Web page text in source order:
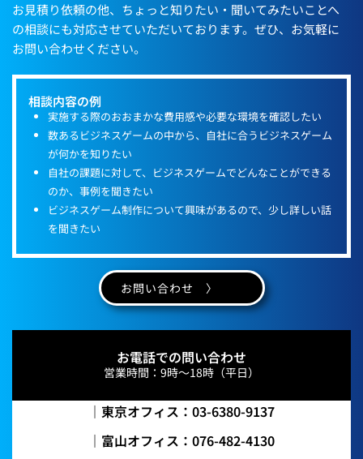
お見積り依頼の他、ちょっと知りたい・聞いてみたいことへ
の相談にも対応させていただいております。ぜひ、お気軽に
お問い合わせください。
相談内容の例
実施する際のおおまかな費用感や必要な環境を確認したい
数あるビジネスゲームの中から、自社に合うビジネスゲーム
が何かを知りたい
自社の課題に対して、ビジネスゲームでどんなことができる
のか、事例を聞きたい
ビジネスゲーム制作について興味があるので、少し詳しい話
を聞きたい
お問い合わせ 〉
お電話での問い合わせ
営業時間：9時～18時（平日）
｜東京オフィス：03-6380-9137
｜富山オフィス：076-482-4130